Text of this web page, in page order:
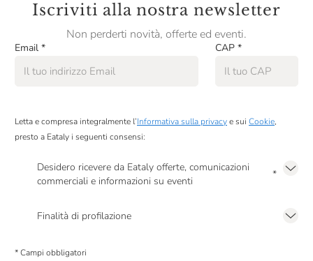
Iscriviti alla nostra newsletter
Non perderti novità, offerte ed eventi.
Email * CAP *
Letta e compresa integralmente l’Informativa sulla privacye sui Cookie,
presto a Eataly i seguenti consensi:
Desidero ricevere da Eataly offerte, comunicazioni
commerciali e informazioni su eventi
*
Finalità di profilazione
comunicazioni commerciali personalizzate, in caso di consenso prestato ai
* Campi obbligatori